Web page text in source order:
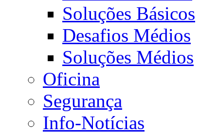
Soluções Básicos
Desafios Médios
Soluções Médios
Oficina
Segurança
Info-Notícias